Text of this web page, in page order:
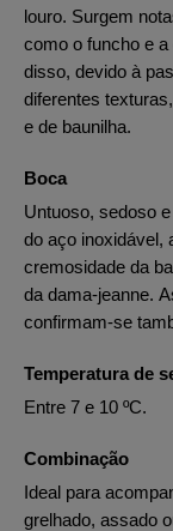
louro. Surgem
como o funcho e
disso, devido à
diferentes
e de baunilha.
Boca
Untuoso, sedoso
do aço inoxidável,
cremosidade da
da dama-jeanne.
confirmam-se
Temperatura de
Entre 7 e 10 ºC.
Combinação
Ideal para
grelhado, assado